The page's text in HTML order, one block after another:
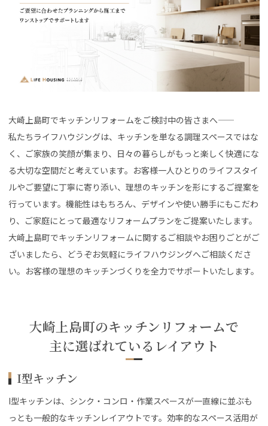
大崎上島町でキッチンリフォームをご検討中の皆さまへ――
私たちライフハウジングは、キッチンを単なる調理スペースではな
く、ご家族の笑顔が集まり、日々の暮らしがもっと楽しく快適にな
る大切な空間だと考えています。お客様一人ひとりのライフスタイ
ルやご要望に丁寧に寄り添い、理想のキッチンを形にするご提案を
行っています。機能性はもちろん、デザインや使い勝手にもこだわ
り、ご家庭にとって最適なリフォームプランをご提案いたします。
大崎上島町でキッチンリフォームに関するご相談やお困りごとがご
ざいましたら、どうぞお気軽にライフハウジングへご相談くださ
い。お客様の理想のキッチンづくりを全力でサポートいたします。
大崎上島町のキッチンリフォームで
主に選ばれているレイアウト
I型キッチン
I型キッチンは、シンク・コンロ・作業スペースが一直線に並ぶも
っとも一般的なキッチンレイアウトです。効率的なスペース活用が